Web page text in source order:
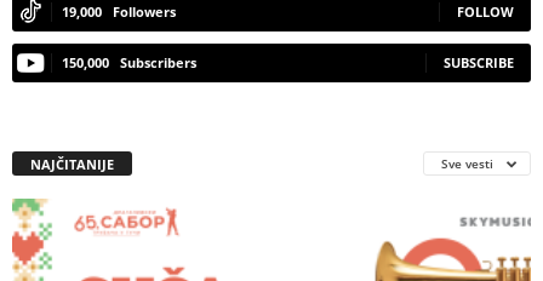
19,000 Followers FOLLOW
150,000 Subscribers SUBSCRIBE
NAJČITANIJE Sve vesti